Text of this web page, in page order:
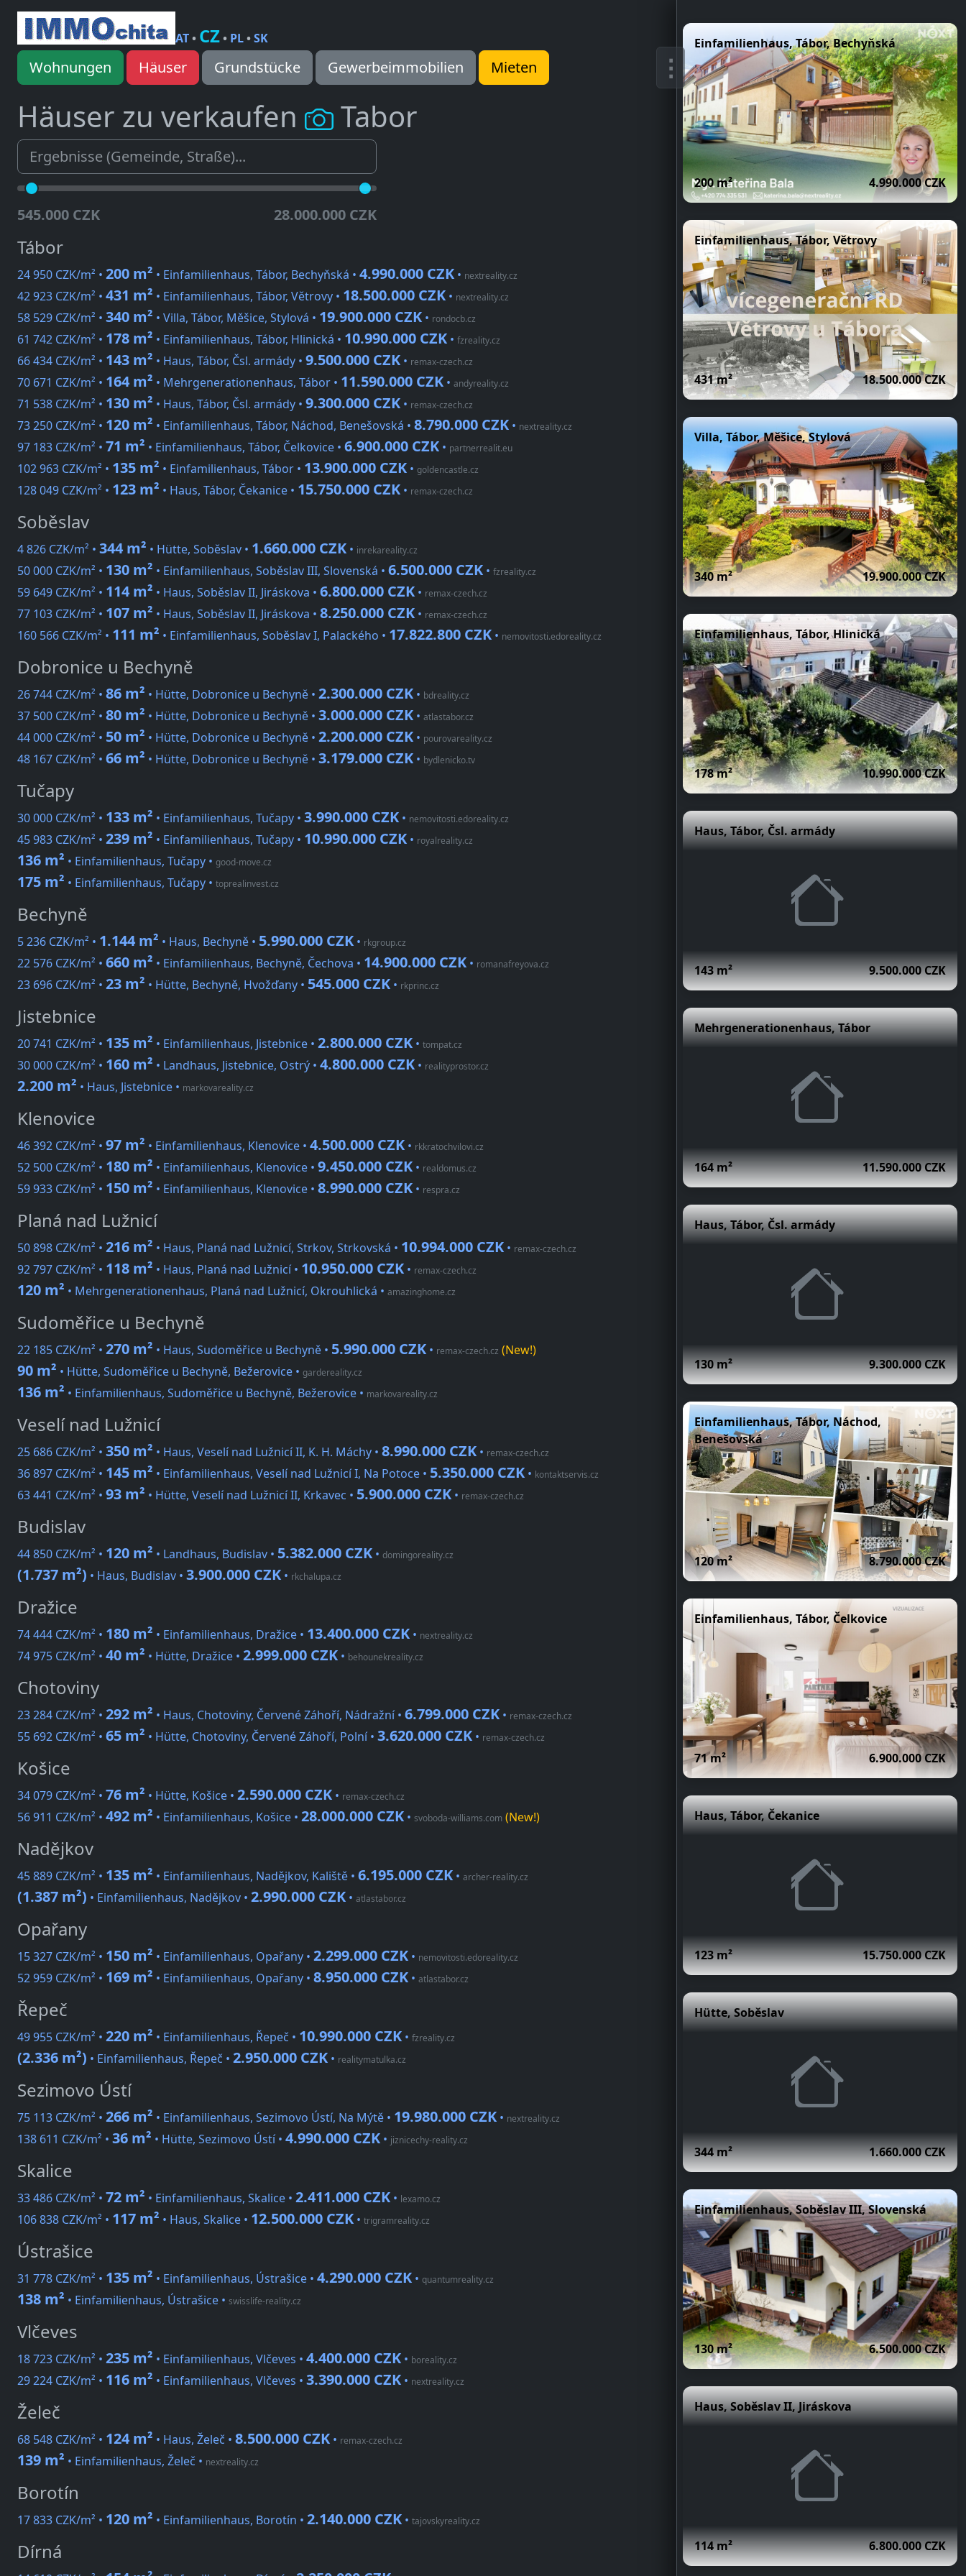
AT• CZ• PL•SK
Wohnungen Häuser Grundstücke Gewerbeimmobilien Mieten
Häuser zu verkaufen Tabor
545.000 CZK 28.000.000 CZK
Tábor
24 950 CZK/m² • 200 m² • Einfamilienhaus, Tábor, Bechyňská • 4.990.000 CZK • nextreality.cz
42 923 CZK/m² • 431 m² • Einfamilienhaus, Tábor, Větrovy • 18.500.000 CZK • nextreality.cz
58 529 CZK/m² • 340 m² • Villa, Tábor, Měšice, Stylová • 19.900.000 CZK • rondocb.cz
61 742 CZK/m² • 178 m² • Einfamilienhaus, Tábor, Hlinická • 10.990.000 CZK • fzreality.cz
66 434 CZK/m² • 143 m² • Haus, Tábor, Čsl. armády • 9.500.000 CZK • remax-czech.cz
70 671 CZK/m² • 164 m² • Mehrgenerationenhaus, Tábor • 11.590.000 CZK • andyreality.cz
71 538 CZK/m² • 130 m² • Haus, Tábor, Čsl. armády • 9.300.000 CZK • remax-czech.cz
73 250 CZK/m² • 120 m² • Einfamilienhaus, Tábor, Náchod, Benešovská • 8.790.000 CZK • nextreality.cz
97 183 CZK/m² • 71 m² • Einfamilienhaus, Tábor, Čelkovice • 6.900.000 CZK • partnerrealit.eu
102 963 CZK/m² • 135 m² • Einfamilienhaus, Tábor • 13.900.000 CZK • goldencastle.cz
128 049 CZK/m² • 123 m² • Haus, Tábor, Čekanice • 15.750.000 CZK • remax-czech.cz
Soběslav
4 826 CZK/m² • 344 m² • Hütte, Soběslav • 1.660.000 CZK • inrekareality.cz
50 000 CZK/m² • 130 m² • Einfamilienhaus, Soběslav III, Slovenská • 6.500.000 CZK • fzreality.cz
59 649 CZK/m² • 114 m² • Haus, Soběslav II, Jiráskova • 6.800.000 CZK • remax-czech.cz
77 103 CZK/m² • 107 m² • Haus, Soběslav II, Jiráskova • 8.250.000 CZK • remax-czech.cz
160 566 CZK/m² • 111 m² • Einfamilienhaus, Soběslav I, Palackého • 17.822.800 CZK • nemovitosti.edoreality.cz
Dobronice u Bechyně
26 744 CZK/m² • 86 m² • Hütte, Dobronice u Bechyně • 2.300.000 CZK • bdreality.cz
37 500 CZK/m² • 80 m² • Hütte, Dobronice u Bechyně • 3.000.000 CZK • atlastabor.cz
44 000 CZK/m² • 50 m² • Hütte, Dobronice u Bechyně • 2.200.000 CZK • pourovareality.cz
48 167 CZK/m² • 66 m² • Hütte, Dobronice u Bechyně • 3.179.000 CZK • bydlenicko.tv
Tučapy
30 000 CZK/m² • 133 m² • Einfamilienhaus, Tučapy • 3.990.000 CZK • nemovitosti.edoreality.cz
45 983 CZK/m² • 239 m² • Einfamilienhaus, Tučapy • 10.990.000 CZK • royalreality.cz
136 m² • Einfamilienhaus, Tučapy • good-move.cz
175 m² • Einfamilienhaus, Tučapy • toprealinvest.cz
Bechyně
5 236 CZK/m² • 1.144 m² • Haus, Bechyně • 5.990.000 CZK • rkgroup.cz
22 576 CZK/m² • 660 m² • Einfamilienhaus, Bechyně, Čechova • 14.900.000 CZK • romanafreyova.cz
23 696 CZK/m² • 23 m² • Hütte, Bechyně, Hvožďany • 545.000 CZK • rkprinc.cz
Jistebnice
20 741 CZK/m² • 135 m² • Einfamilienhaus, Jistebnice • 2.800.000 CZK • tompat.cz
30 000 CZK/m² • 160 m² • Landhaus, Jistebnice, Ostrý • 4.800.000 CZK • realityprostor.cz
2.200 m² • Haus, Jistebnice • markovareality.cz
Klenovice
46 392 CZK/m² • 97 m² • Einfamilienhaus, Klenovice • 4.500.000 CZK • rkkratochvilovi.cz
52 500 CZK/m² • 180 m² • Einfamilienhaus, Klenovice • 9.450.000 CZK • realdomus.cz
59 933 CZK/m² • 150 m² • Einfamilienhaus, Klenovice • 8.990.000 CZK • respra.cz
Planá nad Lužnicí
50 898 CZK/m² • 216 m² • Haus, Planá nad Lužnicí, Strkov, Strkovská • 10.994.000 CZK • remax-czech.cz
92 797 CZK/m² • 118 m² • Haus, Planá nad Lužnicí • 10.950.000 CZK • remax-czech.cz
120 m² • Mehrgenerationenhaus, Planá nad Lužnicí, Okrouhlická • amazinghome.cz
Sudoměřice u Bechyně
22 185 CZK/m² • 270 m² • Haus, Sudoměřice u Bechyně • 5.990.000 CZK • remax-czech.cz (New!)
90 m² • Hütte, Sudoměřice u Bechyně, Bežerovice • gardereality.cz
136 m² • Einfamilienhaus, Sudoměřice u Bechyně, Bežerovice • markovareality.cz
Veselí nad Lužnicí
25 686 CZK/m² • 350 m² • Haus, Veselí nad Lužnicí II, K. H. Máchy • 8.990.000 CZK • remax-czech.cz
36 897 CZK/m² • 145 m² • Einfamilienhaus, Veselí nad Lužnicí I, Na Potoce • 5.350.000 CZK • kontaktservis.cz
63 441 CZK/m² • 93 m² • Hütte, Veselí nad Lužnicí II, Krkavec • 5.900.000 CZK • remax-czech.cz
Budislav
44 850 CZK/m² • 120 m² • Landhaus, Budislav • 5.382.000 CZK • domingoreality.cz
(1.737 m²) • Haus, Budislav • 3.900.000 CZK • rkchalupa.cz
Dražice
74 444 CZK/m² • 180 m² • Einfamilienhaus, Dražice • 13.400.000 CZK • nextreality.cz
74 975 CZK/m² • 40 m² • Hütte, Dražice • 2.999.000 CZK • behounekreality.cz
Chotoviny
23 284 CZK/m² • 292 m² • Haus, Chotoviny, Červené Záhoří, Nádražní • 6.799.000 CZK • remax-czech.cz
55 692 CZK/m² • 65 m² • Hütte, Chotoviny, Červené Záhoří, Polní • 3.620.000 CZK • remax-czech.cz
Košice
34 079 CZK/m² • 76 m² • Hütte, Košice • 2.590.000 CZK • remax-czech.cz
56 911 CZK/m² • 492 m² • Einfamilienhaus, Košice • 28.000.000 CZK • svoboda-williams.com (New!)
Nadějkov
45 889 CZK/m² • 135 m² • Einfamilienhaus, Nadějkov, Kaliště • 6.195.000 CZK • archer-reality.cz
(1.387 m²) • Einfamilienhaus, Nadějkov • 2.990.000 CZK • atlastabor.cz
Opařany
15 327 CZK/m² • 150 m² • Einfamilienhaus, Opařany • 2.299.000 CZK • nemovitosti.edoreality.cz
52 959 CZK/m² • 169 m² • Einfamilienhaus, Opařany • 8.950.000 CZK • atlastabor.cz
Řepeč
49 955 CZK/m² • 220 m² • Einfamilienhaus, Řepeč • 10.990.000 CZK • fzreality.cz
(2.336 m²) • Einfamilienhaus, Řepeč • 2.950.000 CZK • realitymatulka.cz
Sezimovo Ústí
75 113 CZK/m² • 266 m² • Einfamilienhaus, Sezimovo Ústí, Na Mýtě • 19.980.000 CZK • nextreality.cz
138 611 CZK/m² • 36 m² • Hütte, Sezimovo Ústí • 4.990.000 CZK • jiznicechy-reality.cz
Skalice
33 486 CZK/m² • 72 m² • Einfamilienhaus, Skalice • 2.411.000 CZK • lexamo.cz
106 838 CZK/m² • 117 m² • Haus, Skalice • 12.500.000 CZK • trigramreality.cz
Ústrašice
31 778 CZK/m² • 135 m² • Einfamilienhaus, Ústrašice • 4.290.000 CZK • quantumreality.cz
138 m² • Einfamilienhaus, Ústrašice • swisslife-reality.cz
Vlčeves
18 723 CZK/m² • 235 m² • Einfamilienhaus, Vlčeves • 4.400.000 CZK • boreality.cz
29 224 CZK/m² • 116 m² • Einfamilienhaus, Vlčeves • 3.390.000 CZK • nextreality.cz
Želeč
68 548 CZK/m² • 124 m² • Haus, Želeč • 8.500.000 CZK • remax-czech.cz
139 m² • Einfamilienhaus, Želeč • nextreality.cz
Borotín
17 833 CZK/m² • 120 m² • Einfamilienhaus, Borotín • 2.140.000 CZK • tajovskyreality.cz
Dírná